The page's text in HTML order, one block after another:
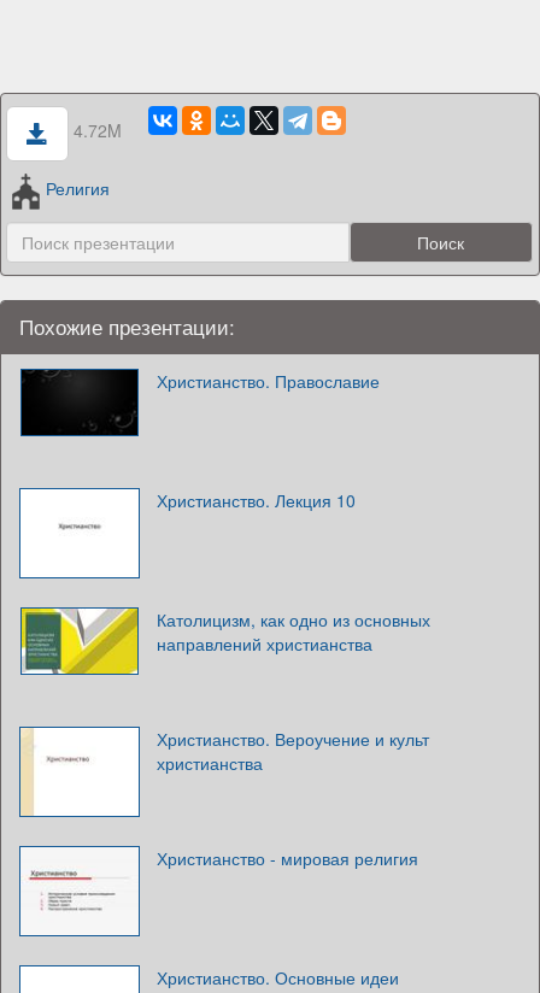
4.72M
Религия
Похожие презентации:
Христианство. Православие
Христианство. Лекция 10
Католицизм, как одно из основных
направлений христианства
Христианство. Вероучение и культ
христианства
Христианство - мировая религия
Христианство. Основные идеи